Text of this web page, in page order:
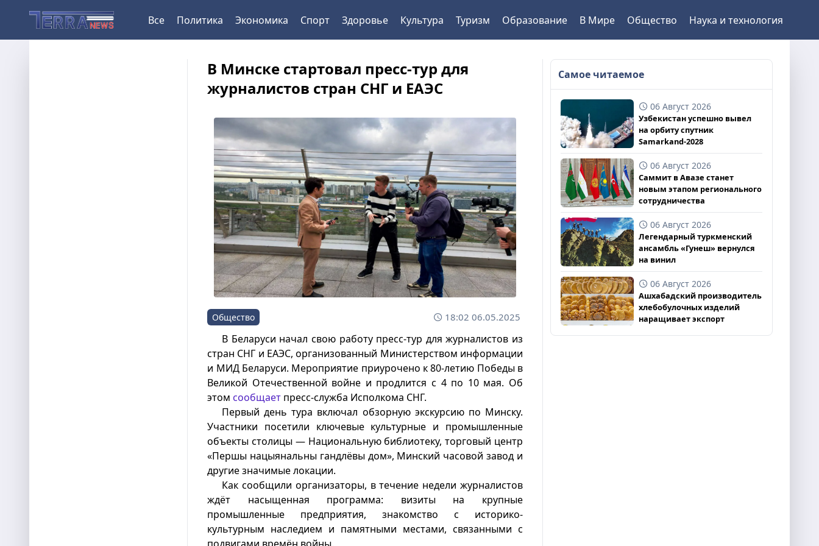
Все Политика Экономика Спорт Здоровье Культура Туризм Образование В Мире Общество Наука и технология
В Минске стартовал пресс-тур для
журналистов стран СНГ и ЕАЭС
Общество 18:02 06.05.2025
В Беларуси начал свою работу пресс-тур для журналистов из
стран СНГ и ЕАЭС, организованный Министерством информации
и МИД Беларуси. Мероприятие приурочено к 80-летию Победы в
Великой Отечественной войне и продлится с 4 по 10 мая. Об
этом сообщает пресс-служба Исполкома СНГ.
Первый день тура включал обзорную экскурсию по Минску.
Участники посетили ключевые культурные и промышленные
объекты столицы — Национальную библиотеку, торговый центр
«Першы нацыянальны гандлёвы дом», Минский часовой завод и
другие значимые локации.
Как сообщили организаторы, в течение недели журналистов
ждёт насыщенная программа: визиты на крупные
промышленные предприятия, знакомство с историко-
культурным наследием и памятными местами, связанными с
Самое читаемое
06 Август 2026
Узбекистан успешно вывел
на орбиту спутник
Samarkand-2028
06 Август 2026
Саммит в Авазе станет
новым этапом регионального
сотрудничества
06 Август 2026
Легендарный туркменский
ансамбль «Гунеш» вернулся
на винил
06 Август 2026
Ашхабадский производитель
хлебобулочных изделий
наращивает экспорт